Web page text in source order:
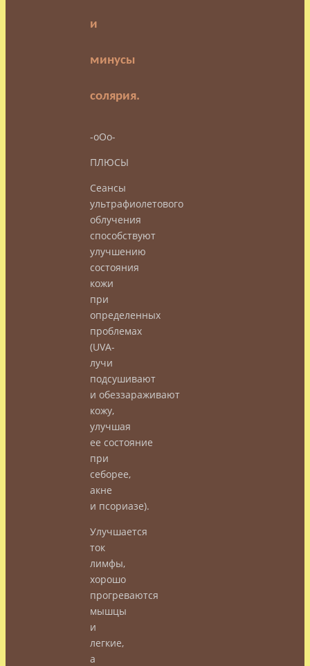
и
минусы
солярия.
-оОо-
ПЛЮСЫ
Сеансы
ультрафиолетового
облучения
способствуют
улучшению
состояния
кожи
при
определенных
проблемах
(UVА-
лучи
подсушивают
и обеззараживают
кожу,
улучшая
ее состояние
при
себорее,
акне
и псориазе).
Улучшается
ток
лимфы,
хорошо
прогреваются
мышцы
и
легкие,
а